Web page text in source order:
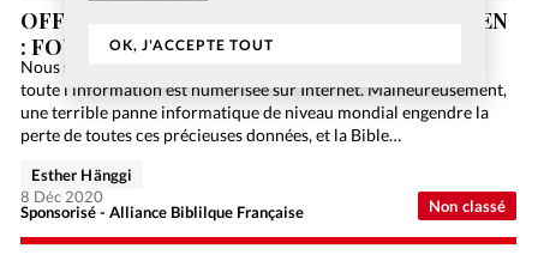
OK, J'ACCEPTE TOUT
Non classé
OFFREZ-VOUS UN JEU DE SOCIÉTÉ CHRÉTIEN
: FOUILLES EN GALILÉE
Nous sommes en 2084. L’humanité n’utilise plus de papier car
toute l’information est numérisée sur Internet. Malheureusement,
une terrible panne informatique de niveau mondial engendre la
perte de toutes ces précieuses données, et la Bible…
Sponsorisé - Alliance Biblilque Française
Esther Hänggi
8 Déc 2020